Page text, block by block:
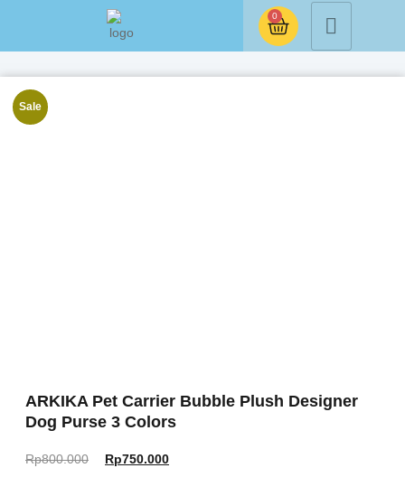
0
Sale
ARKIKA Pet Carrier Bubble Plush Designer
Dog Purse 3 Colors
Rp800.000 Rp750.000